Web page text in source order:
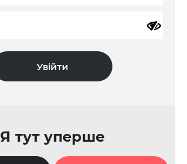
Я тут уперше